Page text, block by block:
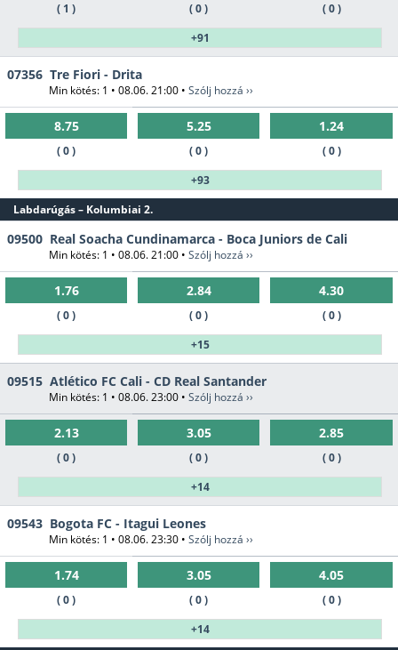
( 1 ) ( 0 )
( 0 )
+91
07356 Tre Fiori - Drita
Min kötés: 1 • 08.06. 21:00 • Szólj hozzá ››
8.75
( 0 )
5.25
( 0 )
1.24
( 0 )
+93
Labdarúgás – Kolumbiai 2.
09500 Real Soacha Cundinamarca - Boca Juniors de Cali
Min kötés: 1 • 08.06. 21:00 • Szólj hozzá ››
1.76
( 0 )
2.84
( 0 )
4.30
( 0 )
+15
09515 Atlético FC Cali - CD Real Santander
Min kötés: 1 • 08.06. 23:00 • Szólj hozzá ››
2.13
( 0 )
3.05
( 0 )
2.85
( 0 )
+14
09543 Bogota FC - Itagui Leones
Min kötés: 1 • 08.06. 23:30 • Szólj hozzá ››
1.74
( 0 )
3.05
( 0 )
4.05
( 0 )
+14